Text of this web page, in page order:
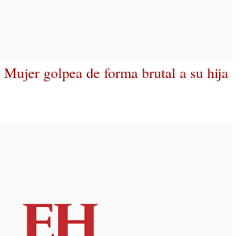
Mujer golpea de forma brutal a su hija